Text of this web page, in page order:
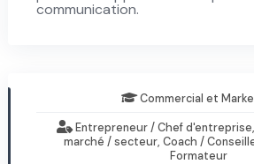
communication.
Commercial et
Entrepreneur / Chef
marché / secteur, Coach /
Formateur